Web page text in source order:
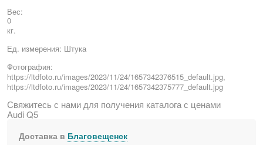
Вес:
0
кг.
Ед. измерения: Штука
Фотография:
https://ltdfoto.ru/images/2023/11/24/1657342376515_default.jpg,
https://ltdfoto.ru/images/2023/11/24/1657342375777_default.jpg
Свяжитесь с нами для получения каталога с ценами
Audi Q5
Доставка в Благовещенск